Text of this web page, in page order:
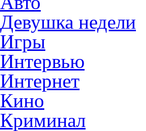
Девушка недели
Игры
Интервью
Интернет
Кино
Криминал